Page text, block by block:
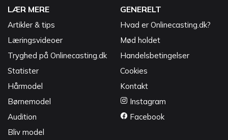
LÆR MERE
Artikler & tips
Læringsvideoer
Tryghed på Onlinecasting.dk
Statister
Hårmodel
Børnemodel
Audition
Bliv model
GENERELT
Hvad er Onlinecasting.dk?
Mød holdet
Handelsbetingelser
Cookies
Kontakt
Instagram
Facebook